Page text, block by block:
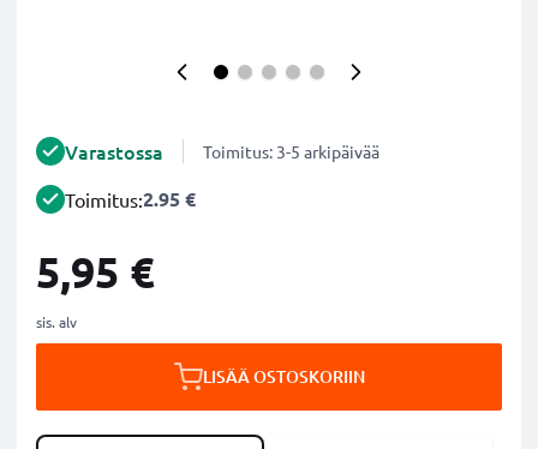
Varastossa Toimitus: 3-5 arkipäivää
Toimitus:2.95 €
5,95 €
sis. alv
LISÄÄ OSTOSKORIIN